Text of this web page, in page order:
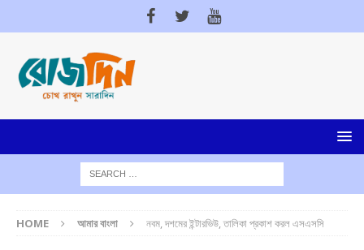
HOME আমার বাংলা নবম, দশমের ইন্টারভিউ, তালিকা প্রকাশ করল এসএসসি